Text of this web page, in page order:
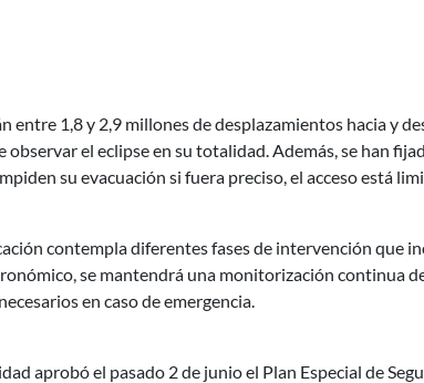
entre 1,8 y 2,9 millones de desplazamientos hacia y
el eclipse en su totalidad. Además, se han
su evacuación si fuera preciso, el acceso está
contempla diferentes fases de intervención que
se mantendrá una monitorización continua
en caso de emergencia.
aprobó el pasado 2 de junio el Plan Especial de